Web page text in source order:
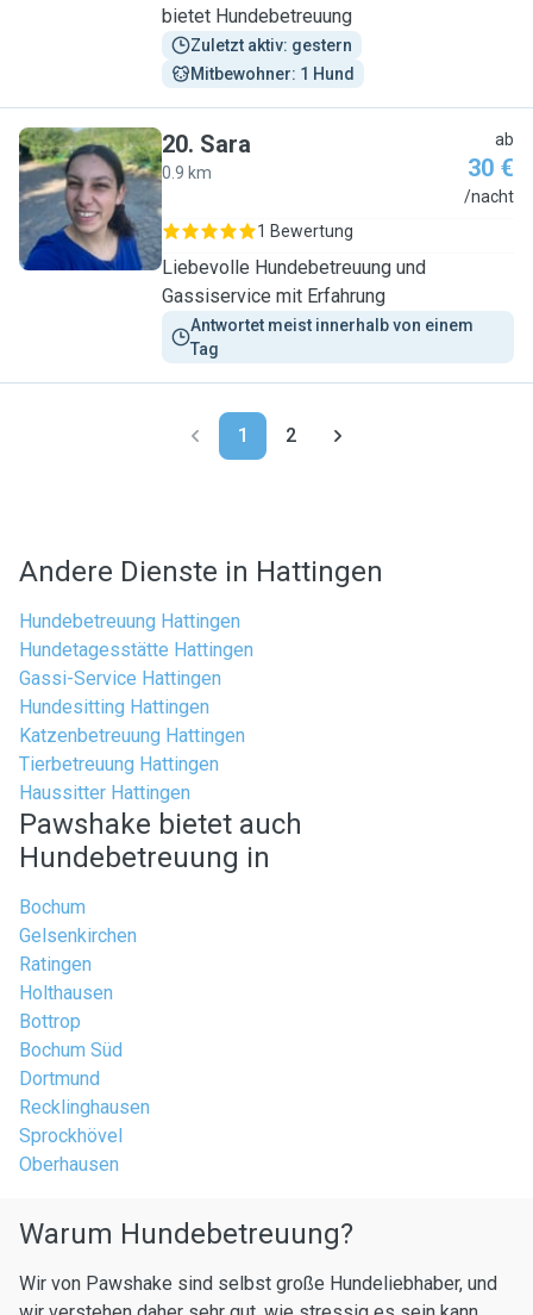
bietet Hundebetreuung
Zuletzt aktiv: gestern
Mitbewohner: 1 Hund
S
20. Sara
0.9 km
ab
30 €
/nacht
1 Bewertung
Liebevolle Hundebetreuung und
Gassiservice mit Erfahrung
Antwortet meist innerhalb von einem
Tag
1 2
Andere Dienste in Hattingen
Hundebetreuung Hattingen
Hundetagesstätte Hattingen
Gassi-Service Hattingen
Hundesitting Hattingen
Katzenbetreuung Hattingen
Tierbetreuung Hattingen
Haussitter Hattingen
Pawshake bietet auch
Hundebetreuung in
Bochum
Gelsenkirchen
Ratingen
Holthausen
Bottrop
Bochum Süd
Dortmund
Recklinghausen
Sprockhövel
Oberhausen
Warum Hundebetreuung?
Wir von Pawshake sind selbst große Hundeliebhaber, und